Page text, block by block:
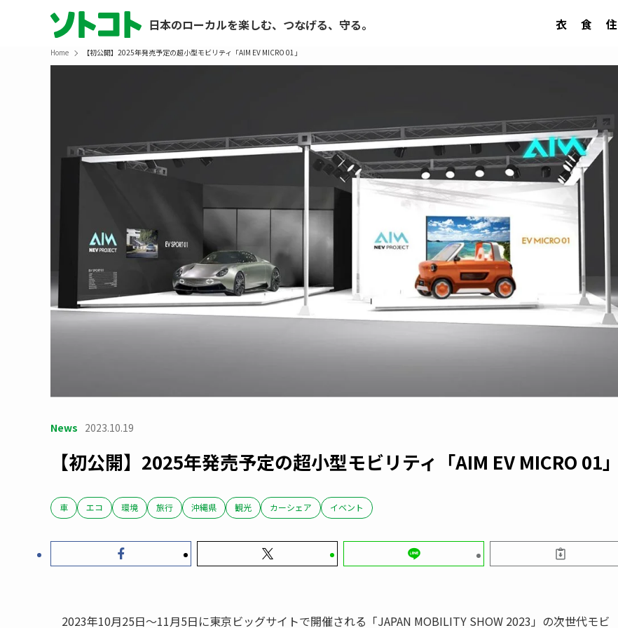
日本のローカルを楽しむ、つなげる、守る。 衣 食 住
Home 【初公開】2025年発売予定の超小型モビリティ「AIM EV MICRO 01」
News 2023.10.19
【初公開】2025年発売予定の超小型モビリティ「AIM EV MICRO 01」
車 エコ 環境 旅行 沖縄県 観光 カーシェア イベント
2023年10月25日〜11月5日に東京ビッグサイトで開催される「JAPAN MOBILITY SHOW 2023」の次世代モビ